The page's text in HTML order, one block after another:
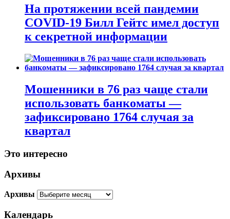
На протяжении всей пандемии
COVID-19 Билл Гейтс имел доступ
к секретной информации
Мошенники в 76 раз чаще стали
использовать банкоматы —
зафиксировано 1764 случая за
квартал
Это интересно
Архивы
Архивы
Календарь